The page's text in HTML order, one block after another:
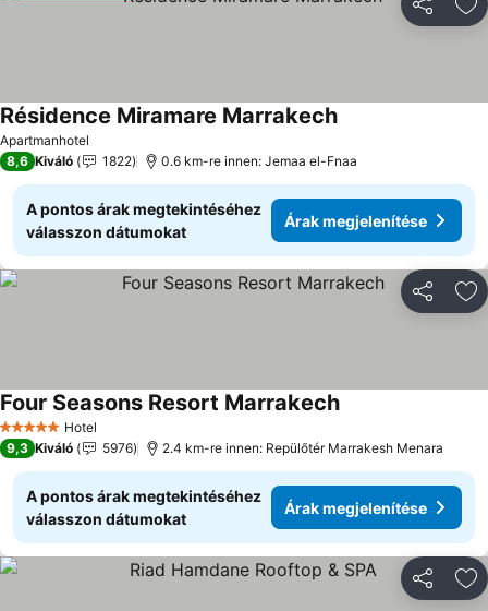
Apartmanhotel
Résidence Miramare Marrakech
8,6 Kiváló 1822 0.6 km-re innen: Jemaa el-Fnaa
A pontos árak megtekintéséhez
válasszon dátumokat
Árak megjelenítése
5 KategóriaHotel
Four Seasons Resort Marrakech
9,3 Kiváló 5976 2.4 km-re innen: Repülőtér Marrakesh Menara
A pontos árak megtekintéséhez
válasszon dátumokat
Árak megjelenítése